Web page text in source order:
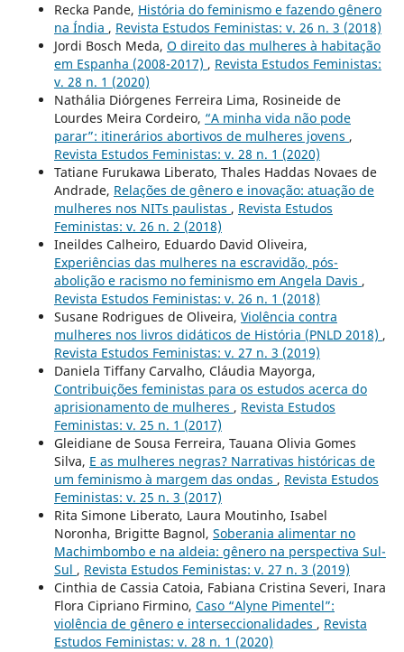
Recka Pande, História do feminismo e fazendo gênero
na Índia , Revista Estudos Feministas: v. 26 n. 3 (2018)
Jordi Bosch Meda, O direito das mulheres à habitação
em Espanha (2008-2017) , Revista Estudos Feministas:
v. 28 n. 1 (2020)
Nathália Diórgenes Ferreira Lima, Rosineide de
Lourdes Meira Cordeiro, “A minha vida não pode
parar”: itinerários abortivos de mulheres jovens ,
Revista Estudos Feministas: v. 28 n. 1 (2020)
Tatiane Furukawa Liberato, Thales Haddas Novaes de
Andrade, Relações de gênero e inovação: atuação de
mulheres nos NITs paulistas , Revista Estudos
Feministas: v. 26 n. 2 (2018)
Ineildes Calheiro, Eduardo David Oliveira,
Experiências das mulheres na escravidão, pós-
abolição e racismo no feminismo em Angela Davis ,
Revista Estudos Feministas: v. 26 n. 1 (2018)
Susane Rodrigues de Oliveira, Violência contra
mulheres nos livros didáticos de História (PNLD 2018) ,
Revista Estudos Feministas: v. 27 n. 3 (2019)
Daniela Tiffany Carvalho, Cláudia Mayorga,
Contribuições feministas para os estudos acerca do
aprisionamento de mulheres , Revista Estudos
Feministas: v. 25 n. 1 (2017)
Gleidiane de Sousa Ferreira, Tauana Olivia Gomes
Silva, E as mulheres negras? Narrativas históricas de
um feminismo à margem das ondas , Revista Estudos
Feministas: v. 25 n. 3 (2017)
Rita Simone Liberato, Laura Moutinho, Isabel
Noronha, Brigitte Bagnol, Soberania alimentar no
Machimbombo e na aldeia: gênero na perspectiva Sul-
Sul , Revista Estudos Feministas: v. 27 n. 3 (2019)
Cinthia de Cassia Catoia, Fabiana Cristina Severi, Inara
Flora Cipriano Firmino, Caso “Alyne Pimentel”:
violência de gênero e interseccionalidades , Revista
Estudos Feministas: v. 28 n. 1 (2020)